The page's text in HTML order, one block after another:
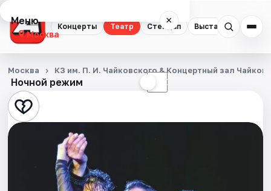
Концерты Театр Стендап Выставки
Меню ×
Москва
Концерты
Театр
Стендап
Выставки
Ночной режим ☾
Москва КЗ им. П. И. Чайковского & Концертный зал